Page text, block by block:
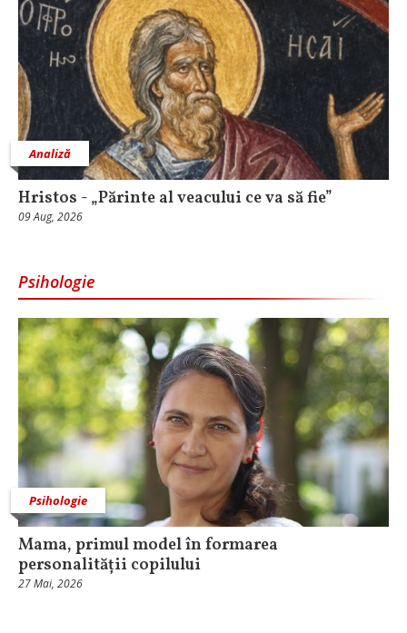
Analiză
Hristos - „Părinte al veacului ce va să fie”
09 Aug, 2026
Psihologie
Psihologie
Mama, primul model în formarea
personalității copilului
27 Mai, 2026